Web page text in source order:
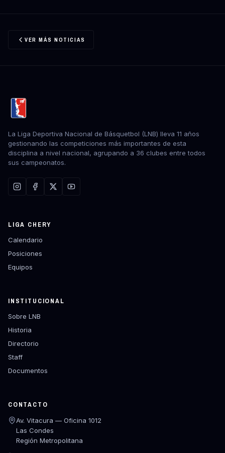
VER MÁS NOTICIAS
La Liga Deportiva Nacional de Básquetbol (LNB) lleva 11 años
gestionando las competiciones más importantes de esta
disciplina a nivel nacional, agrupando a 36 clubes entre todos
sus campeonatos.
LIGA CHERY
Calendario
Posiciones
Equipos
INSTITUCIONAL
Sobre LNB
Historia
Directorio
Staff
Documentos
CONTACTO
Av. Vitacura — Oficina 1012
Las Condes
Región Metropolitana